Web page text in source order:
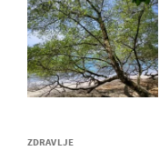
ZDRAVLJE